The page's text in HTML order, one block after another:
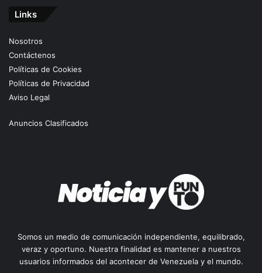
Links
Nosotros
Contáctenos
Políticas de Cookies
Políticas de Privacidad
Aviso Legal
Anuncios Clasificados
Somos un medio de comunicación independiente, equilibrado,
veraz y oportuno. Nuestra finalidad es mantener a nuestros
usuarios informados del acontecer de Venezuela y el mundo.